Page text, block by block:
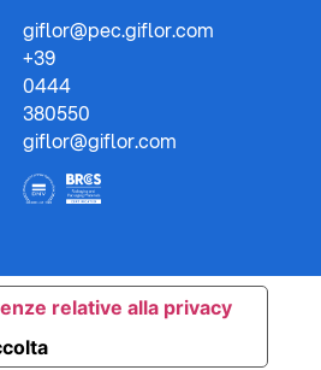
giflor@pec.giflor.com
+39
0444
380550
giflor@giflor.com
relative alla privacy